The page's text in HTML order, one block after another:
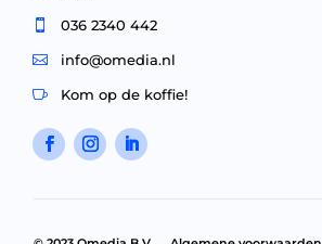
 036 2340 442
 info@omedia.nl
 Kom op de koffie!